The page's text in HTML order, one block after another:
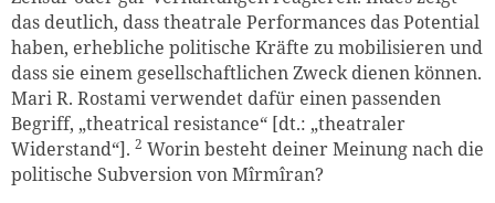
das deutlich, dass theatrale Performances das Potential
haben, erhebliche politische Kräfte zu mobilisieren und
dass sie einem gesellschaftlichen Zweck dienen können.
Mari R. Rostami verwendet dafür einen passenden
Begriff, „theatrical resistance“ [dt.: „theatraler
Widerstand“]. 2 Worin besteht deiner Meinung nach die
politische Subversion von Mîrmîran?